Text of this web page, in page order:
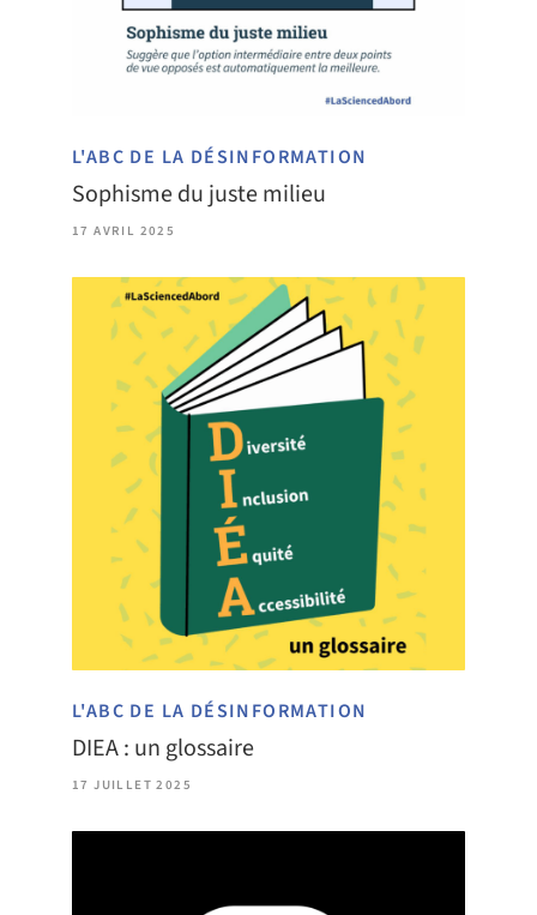
L'ABC DE LA DÉSINFORMATION
Sophisme du juste milieu
17 AVRIL 2025
L'ABC DE LA DÉSINFORMATION
DIEA : un glossaire
17 JUILLET 2025